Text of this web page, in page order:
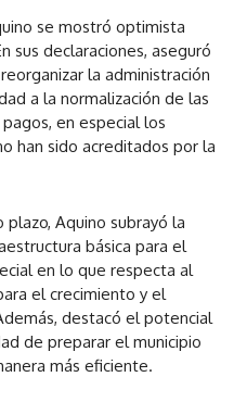
se mostró optimista
sus declaraciones, aseguró
la administración
a la normalización de las
en especial los
han sido acreditados por la
plazo, Aquino subrayó la
básica para el
en lo que respecta al
el crecimiento y el
destacó el potencial
de preparar el municipio
más eficiente.